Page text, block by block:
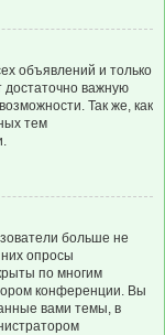
объявлений и только
достаточно важную
Так же, как
тем
больше не
опросы
по многим
конференции. Вы
вами темы, в